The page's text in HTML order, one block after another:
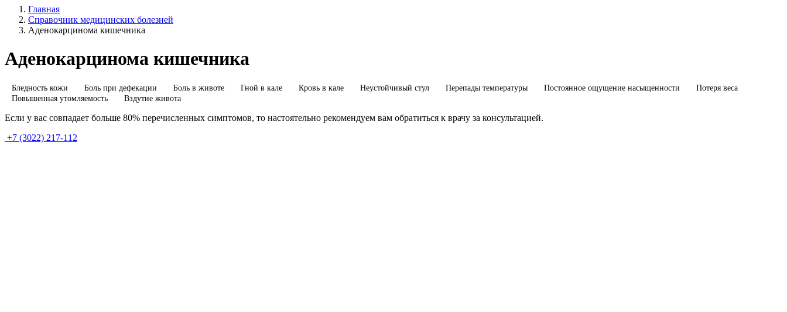
Главная
Справочник медицинских болезней
Аденокарцинома кишечника
Аденокарцинома кишечника
Бледность кожи Боль при дефекации Боль в животе Гной в кале Кровь в кале Неустойчивый стул Перепады температуры Постоянное ощущение насыщенности
Потеря веса
Повышенная утомляемость
Вздутие живота
Если у вас совпадает больше 80% перечисленных симптомов, то настоятельно рекомендуем вам обратиться к врачу за консультацией.
+7 (3022) 217-112